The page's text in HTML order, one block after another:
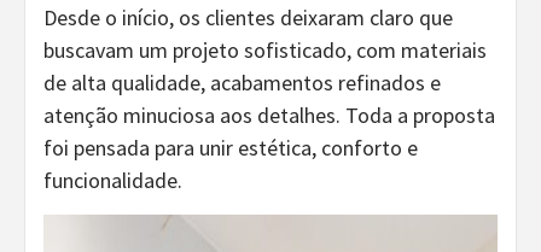
Desde o início, os clientes deixaram claro que
buscavam um projeto sofisticado, com materiais
de alta qualidade, acabamentos refinados e
atenção minuciosa aos detalhes. Toda a proposta
foi pensada para unir estética, conforto e
funcionalidade.